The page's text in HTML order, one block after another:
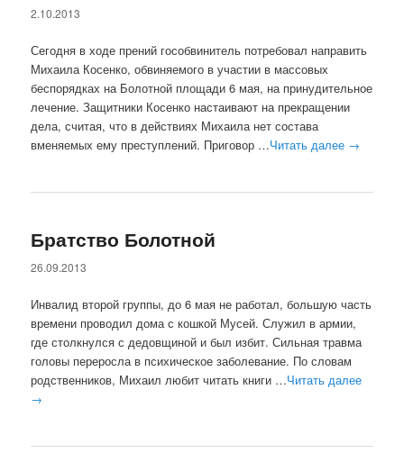
2.10.2013
Сегодня в ходе прений гособвинитель потребовал направить
Михаила Косенко, обвиняемого в участии в массовых
беспорядках на Болотной площади 6 мая, на принудительное
лечение. Защитники Косенко настаивают на прекращении
дела, считая, что в действиях Михаила нет состава
вменяемых ему преступлений. Приговор …Читать далее →
Братство Болотной
26.09.2013
Инвалид второй группы, до 6 мая не работал, большую часть
времени проводил дома с кошкой Мусей. Служил в армии,
где столкнулся с дедовщиной и был избит. Сильная травма
головы переросла в психическое заболевание. По словам
родственников, Михаил любит читать книги …Читать далее
→